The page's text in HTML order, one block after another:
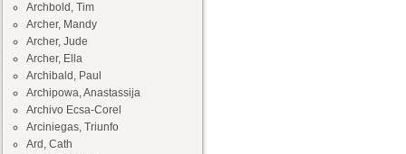
Archbold, Tim
Archer, Mandy
Archer, Jude
Archer, Ella
Archibald, Paul
Archipowa, Anastassija
Archivo Ecsa-Corel
Arciniegas, Triunfo
Ard, Cath